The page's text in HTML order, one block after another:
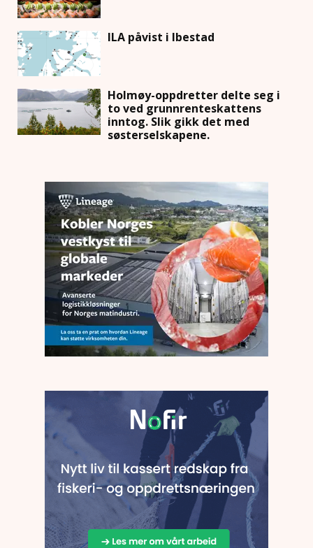
ILA påvist i Ibestad
Holmøy-oppdretter delte seg i
to ved grunnrenteskattens
inntog. Slik gikk det med
søsterselskapene.